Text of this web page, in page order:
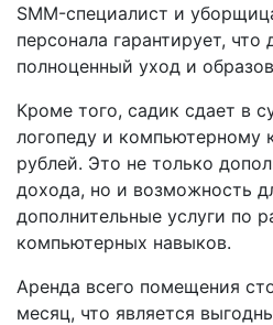
SMM-специалист и
персонала гарантирует, что
полноценный уход и
Кроме того, садик сдает в
логопеду и компьютерному
рублей. Это не только
дохода, но и возможность
дополнительные услуги по
компьютерных навыков.
Аренда всего помещения
месяц, что является